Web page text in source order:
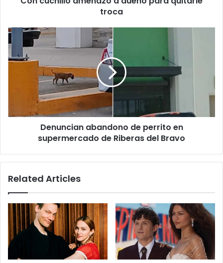
troca
Denuncian
abandono
perrito
supermercado
del
Denuncian abandono de perrito en
supermercado de Riberas del Bravo
Related Articles